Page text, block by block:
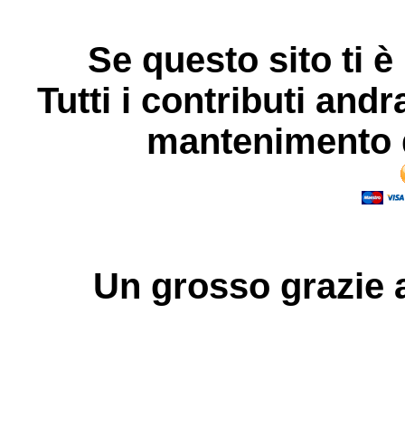
Se questo sito ti
Tutti i contributi
Un grosso grazie